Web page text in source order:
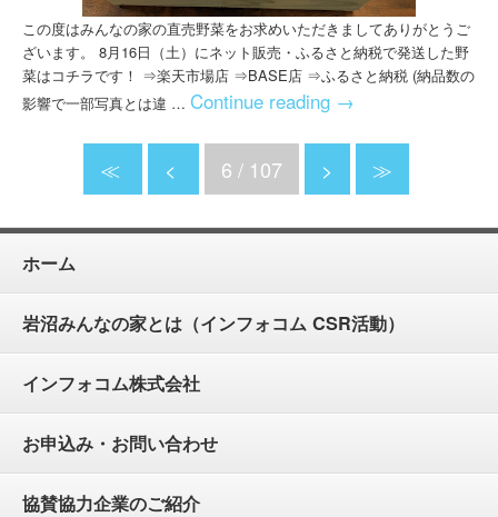
この度はみんなの家の直売野菜をお求めいただきましてありがとうご
ざいます。 8月16日（土）にネット販売・ふるさと納税で発送した野
菜はコチラです！ ⇒楽天市場店 ⇒BASE店 ⇒ふるさと納税 (納品数の
影響で一部写真とは違 … Continue reading →
≪ < 6 / 107 > ≫
ホーム
岩沼みんなの家とは（インフォコム CSR活動）
インフォコム株式会社
お申込み・お問い合わせ
協賛協力企業のご紹介